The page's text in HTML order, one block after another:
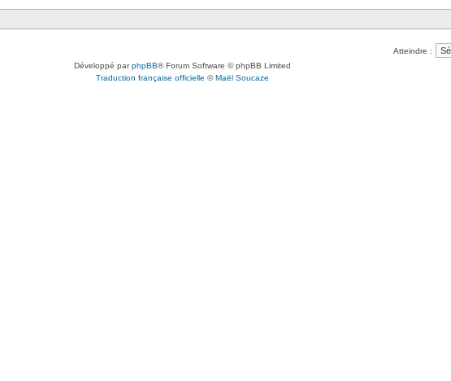
Atteindre :
Développé parphpBB® Forum Software © phpBB Limited
Traduction française officielle ©Maël Soucaze